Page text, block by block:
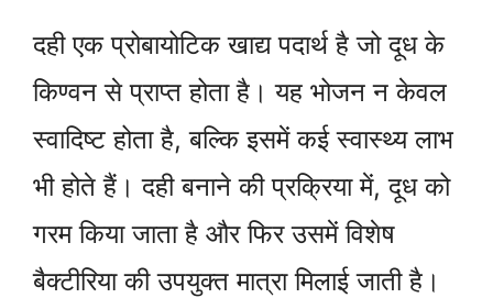
दही एक प्रोबायोटिक खाद्य पदार्थ है जो दूध के
किण्वन से प्राप्त होता है। यह भोजन न केवल
स्वादिष्ट होता है, बल्कि इसमें कई स्वास्थ्य लाभ
भी होते हैं। दही बनाने की प्रक्रिया में, दूध को
गरम किया जाता है और फिर उसमें विशेष
बैक्टीरिया की उपयुक्त मात्रा मिलाई जाती है।